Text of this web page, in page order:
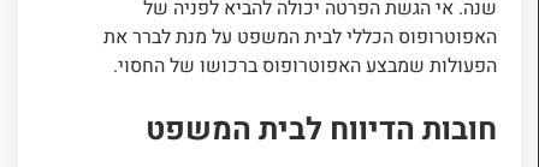
שנה. אי הגשת הפרטה יכולה להביא לפניה של
האפוטרופוס הכללי לבית המשפט על מנת לברר את
הפעולות שמבצע האפוטרופוס ברכושו של החסוי.
חובות הדיווח לבית המשפט